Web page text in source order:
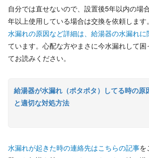
自分では直せないので、設置後5年以内の場
年以上使用している場合は交換を依頼します。
水漏れの原因など詳細は、給湯器の水漏れに
ています。心配な方やまさに今水漏れして
てお読みください。
給湯器が水漏れ（ポタポタ）してる時の原
と適切な対処方法
水漏れが起きた時の連絡先はこちらの記事を